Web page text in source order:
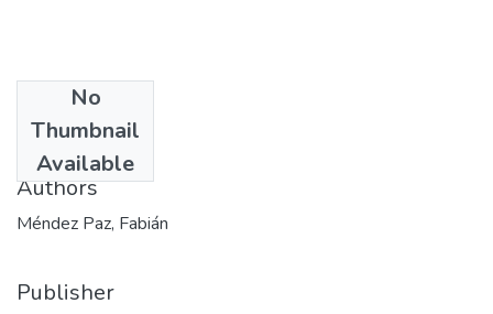
No
Thumbnail
Available
2011-08-17
Authors
Méndez Paz, Fabián
Publisher